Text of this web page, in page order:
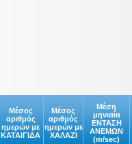
Μέσος
αριθμός
ημερών με
ΚΑΤΑΙΓΙΔΑ
Μέσος
αριθμός
ημερών με
ΧΑΛΑΖΙ
Μέση
μηνιαία
ΕΝΤΑΣΗ
ΑΝΕΜΩΝ
(m/sec)